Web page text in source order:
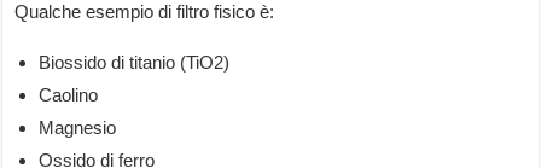
Qualche esempio di filtro fisico è:
Biossido di titanio (TiO2)
Caolino
Magnesio
Ossido di ferro